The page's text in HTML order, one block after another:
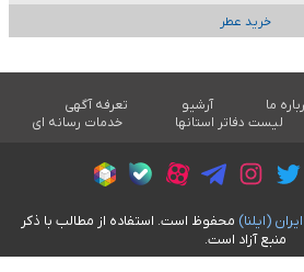
خرید عطر
ما آرشیو
تعرفه آگهی
لیست دفاتر استانها خدمات رسانه ای
(ايلنا) محفوظ است. استفاده از مطالب با ذکر
منبع آزاد است.